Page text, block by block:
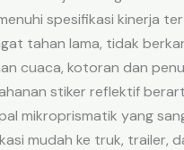
spesifikasi kinerja
tahan lama, tidak
cuaca, kotoran dan
stiker reflektif
mikroprismatik yang
mudah ke truk, trailer,